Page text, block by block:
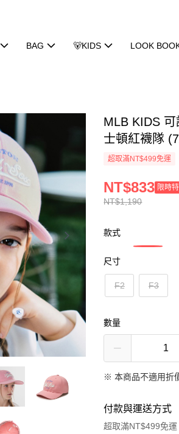
BAG 🐻KIDS LOOK
MLB KIDS
士頓紅襪隊
超取滿NT$499免運
NT$1,190
NT$833 限時
款式
尺寸
F2 F3
數量
※ 本商品不適用折
付款與運送方式
超取滿NT$499免運